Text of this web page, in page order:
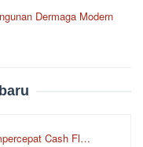
Dermaga Modern
Cash Fl…